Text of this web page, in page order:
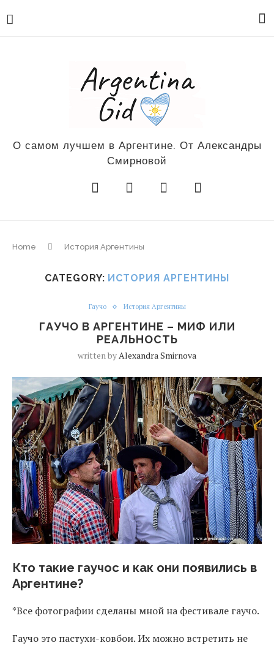
О самом лучшем в Аргентине. От Александры
Смирновой
Home История Аргентины
CATEGORY: ИСТОРИЯ АРГЕНТИНЫ
Гаучо История Аргентины
ГАУЧО В АРГЕНТИНЕ – МИФ ИЛИ
РЕАЛЬНОСТЬ
written byAlexandra Smirnova
Кто такие гаучос и как они появились в
Аргентине?
*Все фотографии сделаны мной на фестивале гаучо.
Гаучо это пастухи-ковбои. Их можно встретить не